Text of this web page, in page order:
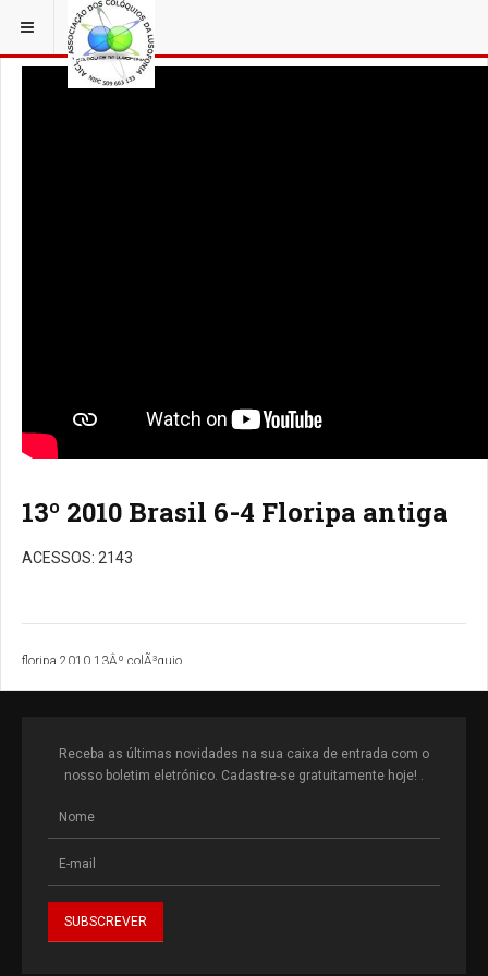
ESTÁ EM... 3 COLÓQUIOS
13º 2010 Brasil 6-4 Floripa antiga
ACESSOS: 2143
floripa 2010 13Âº colÃ³quio
Receba as últimas novidades na sua caixa de entrada com o
nosso boletim eletrónico. Cadastre-se gratuitamente hoje! .